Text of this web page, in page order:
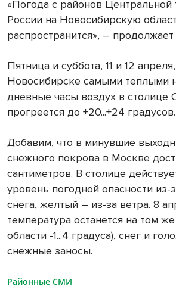
«Погода с районов Центральной
России на Новосибирскую
распространится», – продолжает
Пятница и суббота, 11 и 12
Новосибирске самыми теплыми
дневные часы воздух в столице
прогреется до +20...+24 градусов.
Добавим, что в минувшие
снежного покрова в Москве
сантиметров. В столице
уровень погодной опасности из-
снега, желтый – из-за ветра. 8
температура останется на том
области -1...4 градуса), снег и
снежные заносы.
Районные СМИ